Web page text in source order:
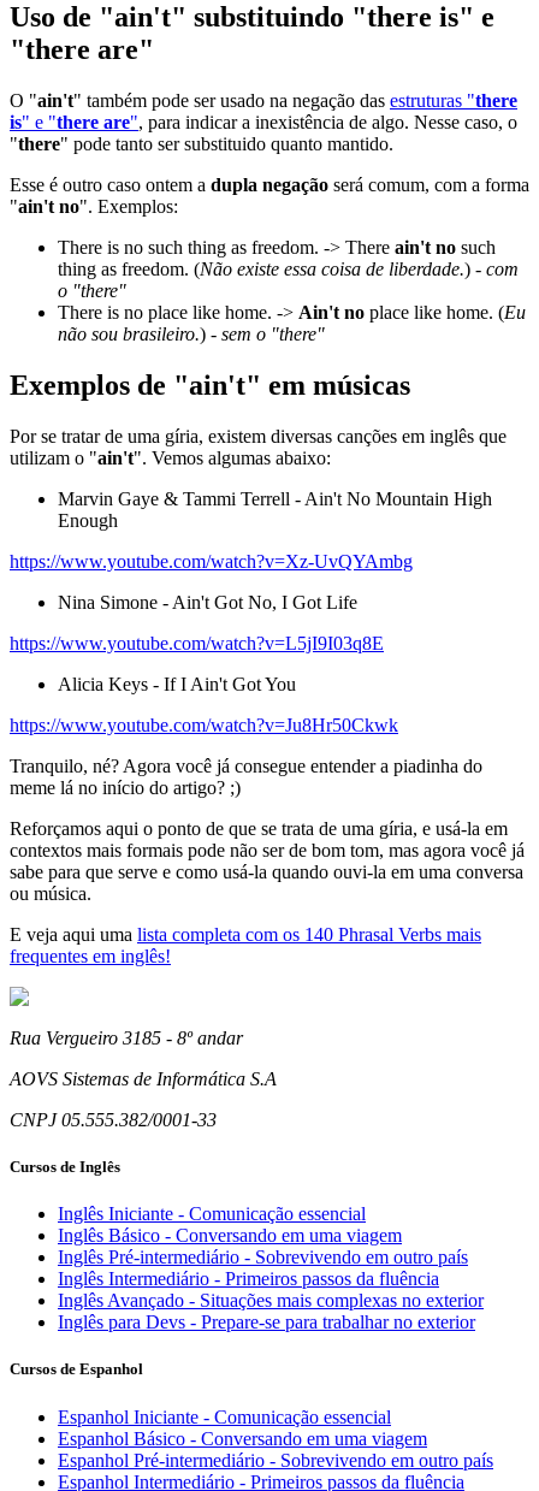
Uso de "ain't" substituindo "there is" e
"there are"
O "ain't" também pode ser usado na negação das estruturas "there
is" e "there are", para indicar a inexistência de algo. Nesse caso, o
"there" pode tanto ser substituido quanto mantido.
Esse é outro caso ontem a dupla negação será comum, com a forma
"ain't no". Exemplos:
There is no such thing as freedom. -> There ain't no such
thing as freedom. (Não existe essa coisa de liberdade.) - com
o "there"
There is no place like home. -> Ain't no place like home. (Eu
não sou brasileiro.) - sem o "there"
Exemplos de "ain't" em músicas
Por se tratar de uma gíria, existem diversas canções em inglês que
utilizam o "ain't". Vemos algumas abaixo:
Marvin Gaye & Tammi Terrell - Ain't No Mountain High
Enough
https://www.youtube.com/watch?v=Xz-UvQYAmbg
Nina Simone - Ain't Got No, I Got Life
https://www.youtube.com/watch?v=L5jI9I03q8E
Alicia Keys - If I Ain't Got You
https://www.youtube.com/watch?v=Ju8Hr50Ckwk
Tranquilo, né? Agora você já consegue entender a piadinha do
meme lá no início do artigo? ;)
Reforçamos aqui o ponto de que se trata de uma gíria, e usá-la em
contextos mais formais pode não ser de bom tom, mas agora você já
sabe para que serve e como usá-la quando ouvi-la em uma conversa
ou música.
E veja aqui uma lista completa com os 140 Phrasal Verbs mais
frequentes em inglês!
Rua Vergueiro 3185 - 8º andar
AOVS Sistemas de Informática S.A
CNPJ 05.555.382/0001-33
Cursos de Inglês
Inglês Iniciante - Comunicação essencial
Inglês Básico - Conversando em uma viagem
Inglês Pré-intermediário - Sobrevivendo em outro país
Inglês Intermediário - Primeiros passos da fluência
Inglês Avançado - Situações mais complexas no exterior
Inglês para Devs - Prepare-se para trabalhar no exterior
Cursos de Espanhol
Espanhol Iniciante - Comunicação essencial
Espanhol Básico - Conversando em uma viagem
Espanhol Pré-intermediário - Sobrevivendo em outro país
Espanhol Intermediário - Primeiros passos da fluência